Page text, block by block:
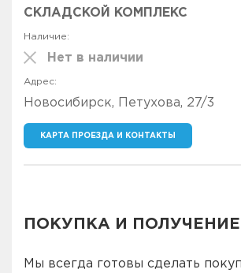
СКЛАДСКОЙ КОМПЛЕКС
Нет в наличии
Новосибирск, Петухова, 27/3
КАРТА ПРОЕЗДА И КОНТАКТЫ
ПОКУПКА И
Мы всегда готовы сделать